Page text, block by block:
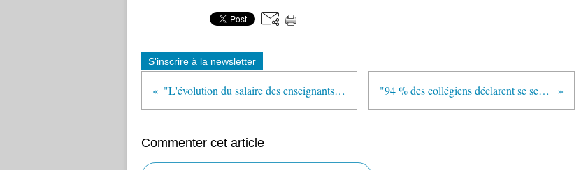
S'inscrire à la newsletter
"L'évolution du salaire des enseignants entre 2014 et 2015" (Note d'information de la DEPP publiée en décembre 2017) "94 % des collégiens déclarent se sentir bien dans leur collège" (Note d'information de la DEPP - décembre 2017)
Commenter cet article